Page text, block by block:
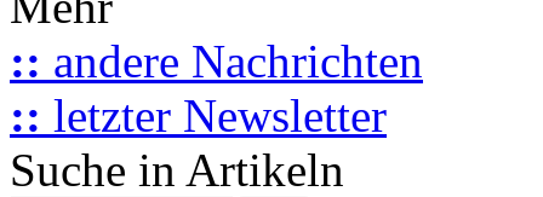
:: andere Nachrichten
:: letzter Newsletter
Suche in Artikeln